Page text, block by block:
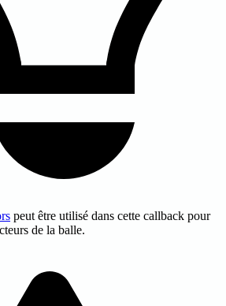
peut être utilisé dans cette callback pour
de la balle.